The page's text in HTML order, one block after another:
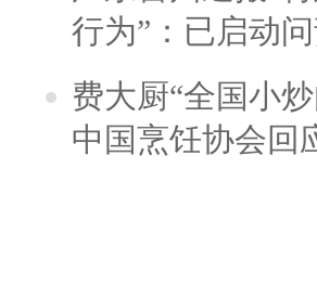
行为”：已启动
费大厨“全国小
中国烹饪协会回